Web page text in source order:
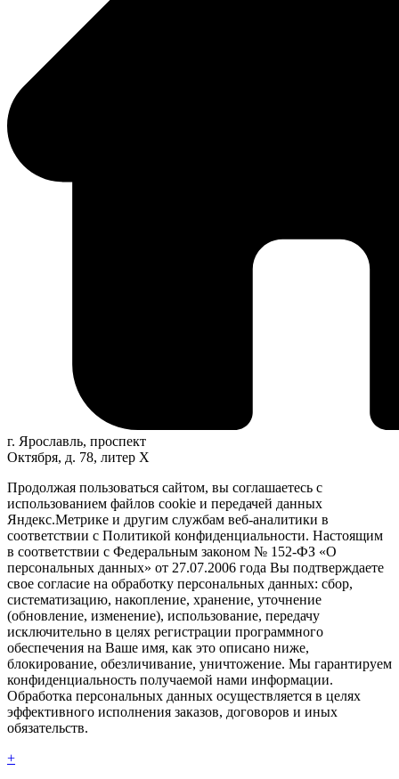
г. Ярославль, проспект
Октября, д. 78, литер Х
Продолжая пользоваться сайтом, вы соглашаетесь с
использованием файлов cookie и передачей данных
Яндекс.Метрике и другим службам веб-аналитики в
соответствии с Политикой конфиденциальности. Настоящим
в соответствии с Федеральным законом № 152-ФЗ «О
персональных данных» от 27.07.2006 года Вы подтверждаете
свое согласие на обработку персональных данных: сбор,
систематизацию, накопление, хранение, уточнение
(обновление, изменение), использование, передачу
исключительно в целях регистрации программного
обеспечения на Ваше имя, как это описано ниже,
блокирование, обезличивание, уничтожение. Мы гарантируем
конфиденциальность получаемой нами информации.
Обработка персональных данных осуществляется в целях
эффективного исполнения заказов, договоров и иных
обязательств.
+